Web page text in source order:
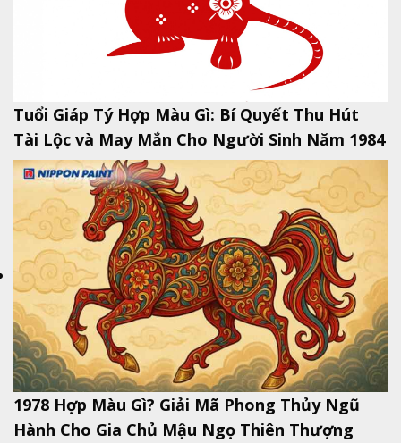
Tuổi Giáp Tý Hợp Màu Gì: Bí Quyết Thu Hút
Tài Lộc và May Mắn Cho Người Sinh Năm 1984
1978 Hợp Màu Gì? Giải Mã Phong Thủy Ngũ
Hành Cho Gia Chủ Mậu Ngọ Thiên Thượng